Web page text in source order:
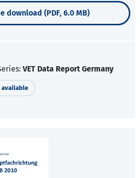
download (PDF, 6.0 MB)
VET Data Report Germany